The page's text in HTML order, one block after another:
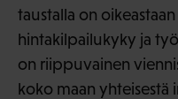
taustalla on
hintakilpailukyky ja
on riippuvainen
koko maan yhteisestä